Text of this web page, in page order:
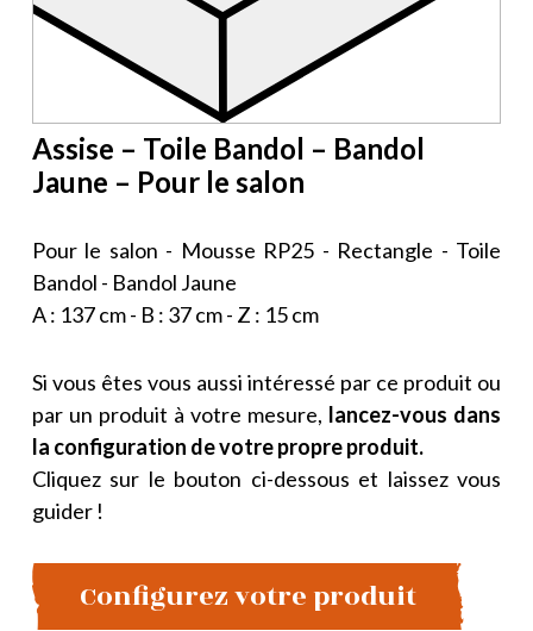
Assise – Toile Bandol – Bandol
Jaune – Pour le salon
Pour le salon - Mousse RP25 - Rectangle - Toile
Bandol - Bandol Jaune
A : 137 cm - B : 37 cm - Z : 15 cm
Si vous êtes vous aussi intéressé par ce produit ou
par un produit à votre mesure, lancez-vous dans
la configuration de votre propre produit.
Cliquez sur le bouton ci-dessous et laissez vous
guider !
Configurez votre produit